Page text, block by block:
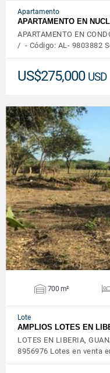
Apartamento
APARTAMENTO EN
APARTAMENTO EN
/ - Código: AL- 9803882
US$275,000 USD
700 m²
Lote
AMPLIOS LOTES EN
LOTES EN LIBERIA,
8956976 Lotes en venta